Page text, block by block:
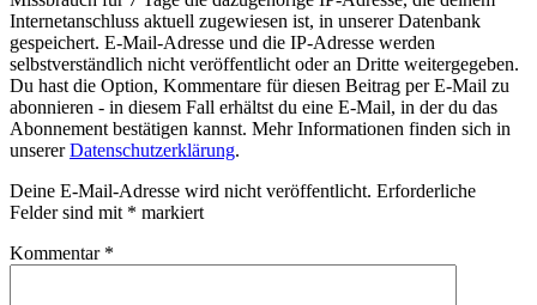
Internetanschluss aktuell zugewiesen ist, in unserer Datenbank
gespeichert. E-Mail-Adresse und die IP-Adresse werden
selbstverständlich nicht veröffentlicht oder an Dritte weitergegeben.
Du hast die Option, Kommentare für diesen Beitrag per E-Mail zu
abonnieren - in diesem Fall erhältst du eine E-Mail, in der du das
Abonnement bestätigen kannst. Mehr Informationen finden sich in
unsererDatenschutzerklärung.
Deine E-Mail-Adresse wird nicht veröffentlicht. Erforderliche
Felder sind mit * markiert
Kommentar *